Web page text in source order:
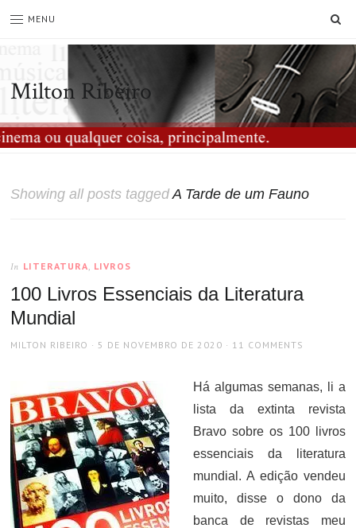
MENU
Milton Ribeiro
Showing all posts taggedA Tarde de um Fauno
In LITERATURA, LIVROS
100 Livros Essenciais da Literatura
Mundial
AUTHOR
MILTON RIBEIRO
POSTED
5 DE NOVEMBRO DE 2020 11 COMMENTS
Há algumas semanas, li a
lista da extinta revista
Bravo sobre os 100 livros
essenciais da literatura
mundial. A edição vendeu
muito, disse o dono da
banca de revistas meu